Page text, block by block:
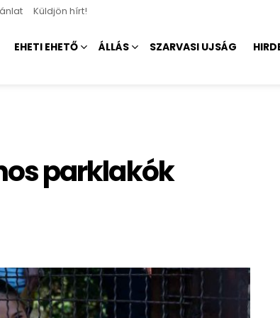
Küldjön hírt!
EHETI EHETŐ ÁLLÁS SZARVASI UJSÁG
parklakók